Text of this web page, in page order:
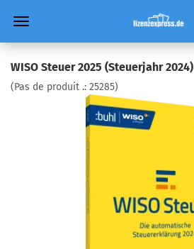
WISO Steuer 2025 (Steuerjahr 2024)
(Pas de produit .: 25285)